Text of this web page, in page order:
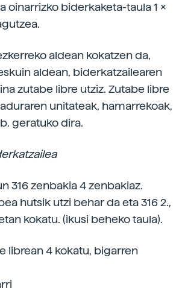
oinarrizko biderkaketa-taula 1 x
aldean kokatzen da,
aldean, biderkatzailearen
zutabe libre utziz. Zutabe libre
unitateak, hamarrekoak,
geratuko dira.
316 zenbakia 4 zenbakiaz.
hutsik utzi behar da eta 316 2.,
kokatu. (ikusi beheko taula).
librean 4 kokatu, bigarren